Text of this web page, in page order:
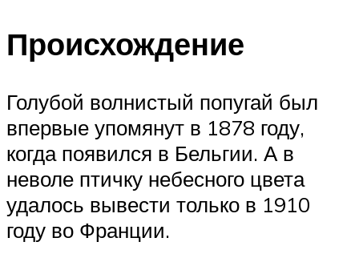
Происхождение
Голубой волнистый попугай был
впервые упомянут в 1878 году,
когда появился в Бельгии. А в
неволе птичку небесного цвета
удалось вывести только в 1910
году во Франции.